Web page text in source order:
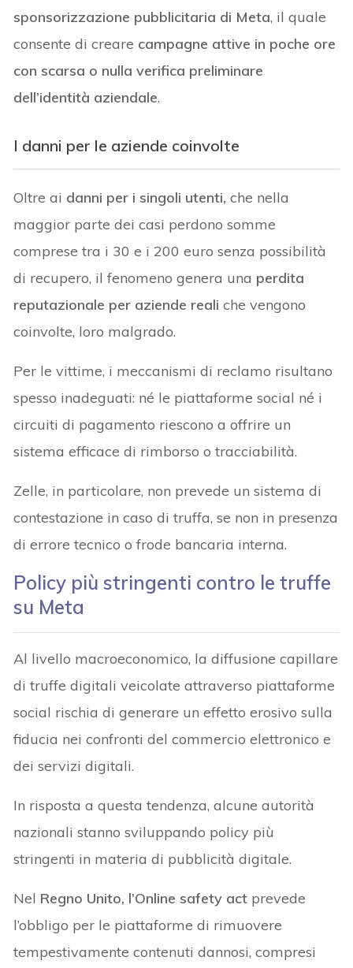
sponsorizzazione pubblicitaria di Meta, il quale
consente di creare campagne attive in poche ore
con scarsa o nulla verifica preliminare
dell’identità aziendale.
I danni per le aziende coinvolte
Oltre ai danni per i singoli utenti, che nella
maggior parte dei casi perdono somme
comprese tra i 30 e i 200 euro senza possibilità
di recupero, il fenomeno genera una perdita
reputazionale per aziende reali che vengono
coinvolte, loro malgrado.
Per le vittime, i meccanismi di reclamo risultano
spesso inadeguati: né le piattaforme social né i
circuiti di pagamento riescono a offrire un
sistema efficace di rimborso o tracciabilità.
Zelle, in particolare, non prevede un sistema di
contestazione in caso di truffa, se non in presenza
di errore tecnico o frode bancaria interna.
Policy più stringenti contro le truffe
su Meta
Al livello macroeconomico, la diffusione capillare
di truffe digitali veicolate attraverso piattaforme
social rischia di generare un effetto erosivo sulla
fiducia nei confronti del commercio elettronico e
dei servizi digitali.
In risposta a questa tendenza, alcune autorità
nazionali stanno sviluppando policy più
stringenti in materia di pubblicità digitale.
Nel Regno Unito, l’Online safety act prevede
l’obbligo per le piattaforme di rimuovere
tempestivamente contenuti dannosi, compresi